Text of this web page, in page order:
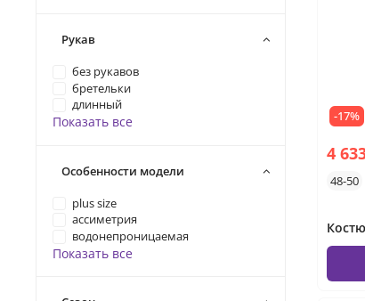
-17%
4
48-50
Рукав
без рукавов
бретельки
длинный
Показать все
Особенности модели
plus size
ассиметрия
водонепроницаемая
Показать все